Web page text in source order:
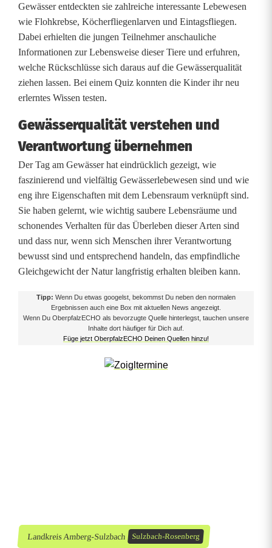
n
d
e
n
B
r
e
i
t
e
n
b
e
Gewässer entdeckten sie zahlreiche interessante Lebewesen
wie Flohkrebse, Köcherfliegenlarven und Eintagsfliegen.
Dabei erhielten die jungen Teilnehmer anschauliche
Informationen zur Lebensweise dieser Tiere und erfuhren,
welche Rückschlüsse sich daraus auf die Gewässerqualität
ziehen lassen. Bei einem Quiz konnten die Kinder ihr neu
erlerntes Wissen testen.
Gewässerqualität verstehen und
Verantwortung übernehmen
Der Tag am Gewässer hat eindrücklich gezeigt, wie
faszinierend und vielfältig Gewässerlebewesen sind und wie
eng ihre Eigenschaften mit dem Lebensraum verknüpft sind.
Sie haben gelernt, wie wichtig saubere Lebensräume und
schonendes Verhalten für das Überleben dieser Arten sind
und dass nur, wenn sich Menschen ihrer Verantwortung
bewusst sind und entsprechend handeln, das empfindliche
Gleichgewicht der Natur langfristig erhalten bleiben kann.
Tipp: Wenn Du etwas googelst, bekommst Du neben den normalen
Ergebnissen auch eine Box mit aktuellen News angezeigt.
Wenn Du OberpfalzECHO als bevorzugte Quelle hinterlegst, tauchen unsere
Inhalte dort häufiger für Dich auf.
Füge jetzt OberpfalzECHO Deinen Quellen hinzu!
Landkreis Amberg-Sulzbach Sulzbach-Rosenberg